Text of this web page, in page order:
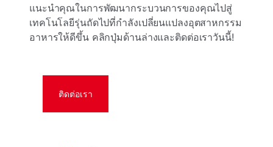
แนะนําคุณในการพัฒนากระบวนการของคุณไปสู่
เทคโนโลยีรุ่นถัดไปที่กําลังเปลี่ยนแปลงอุตสาหกรรม
อาหารให้ดีขึ้น คลิกปุ่มด้านล่างและติดต่อเราวันนี้!
ติดต่อเรา